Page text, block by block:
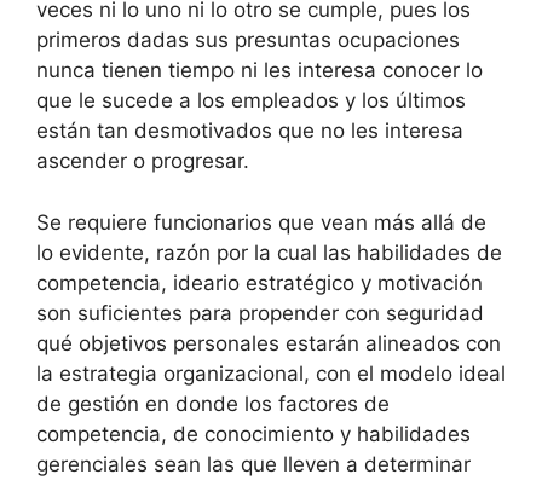
veces ni lo uno ni lo otro se cumple, pues los
primeros dadas sus presuntas ocupaciones
nunca tienen tiempo ni les interesa conocer lo
que le sucede a los empleados y los últimos
están tan desmotivados que no les interesa
ascender o progresar.
Se requiere funcionarios que vean más allá de
lo evidente, razón por la cual las habilidades de
competencia, ideario estratégico y motivación
son suficientes para propender con seguridad
qué objetivos personales estarán alineados con
la estrategia organizacional, con el modelo ideal
de gestión en donde los factores de
competencia, de conocimiento y habilidades
gerenciales sean las que lleven a determinar